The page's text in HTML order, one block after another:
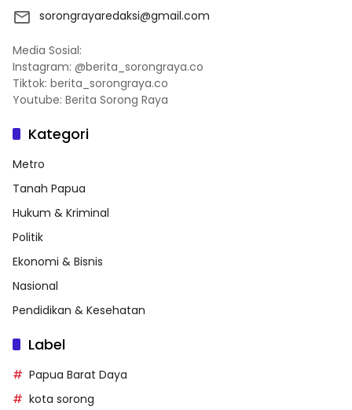
sorongrayaredaksi@gmail.com
Media Sosial:
Instagram: @berita_sorongraya.co
Tiktok: berita_sorongraya.co
Youtube: Berita Sorong Raya
Kategori
Metro
Tanah Papua
Hukum & Kriminal
Politik
Ekonomi & Bisnis
Nasional
Pendidikan & Kesehatan
Label
Papua Barat Daya
kota sorong